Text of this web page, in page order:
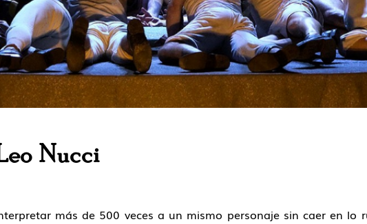
Nucci
más de 500 veces a un mismo personaje sin caer en lo